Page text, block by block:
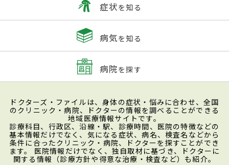
症状を知る
病気を知る
病院を探す
ドクターズ・ファイルは、身体の症状・悩みに合わせ、全国
のクリニック・病院、ドクターの情報を調べることができる
地域医療情報サイトです。
診療科目、行政区、沿線・駅、診療時間、医院の特徴などの
基本情報だけでなく、気になる症状、病名、検査名などから
条件に合ったクリニック・病院、ドクターを探すことができ
ます。 医院情報だけでなく、独自取材に基づき、ドクターに
関する情報（診療方針や得意な治療・検査など）も紹介。